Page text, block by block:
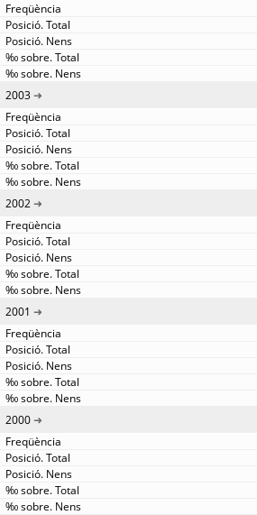
2003
2002
2001
2000